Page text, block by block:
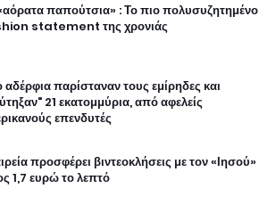
παπούτσια» : Το πιο πολυσυζητημένο
statement της χρονιάς
παρίσταναν τους εμίρηδες και
21 εκατομμύρια, από αφελείς
επενδυτές
προσφέρει βιντεοκλήσεις με τον «Ιησού»
1,7 ευρώ το λεπτό